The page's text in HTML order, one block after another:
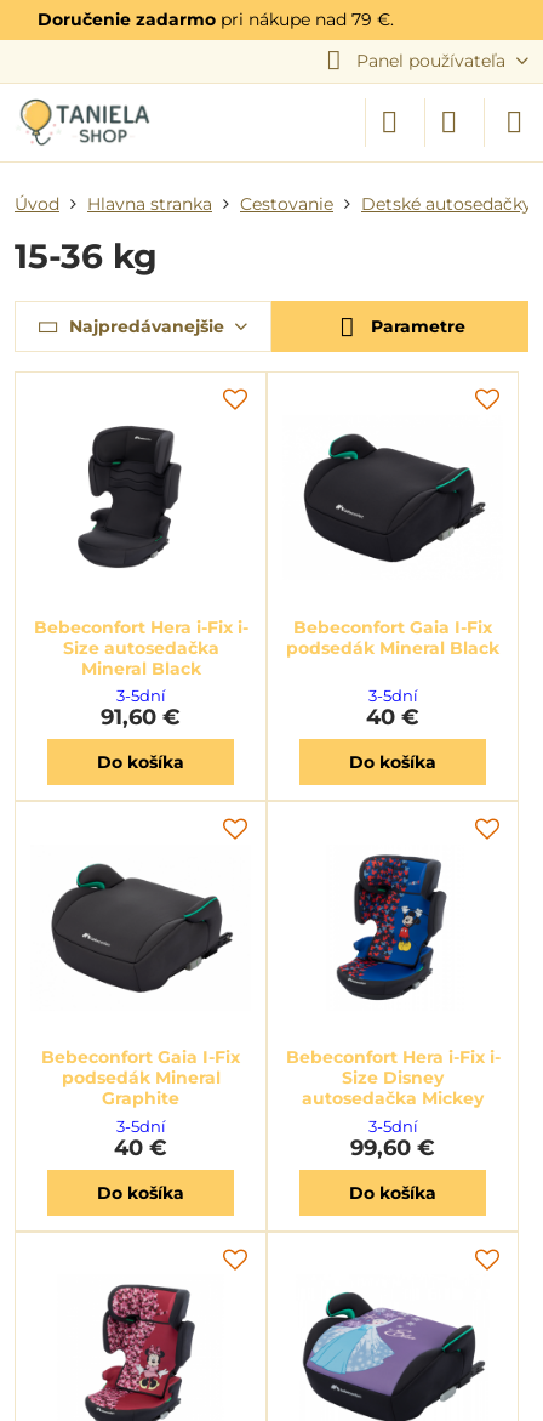
Doručenie zadarmo pri nákupe nad 79 €.
Panel používateľa
Úvod Hlavna stranka Cestovanie Detské autosedačky
15-36 kg
Najpredávanejšie Parametre
Bebeconfort Hera i-Fix i-
Size autosedačka
Mineral Black
3-5dní
91,60 €
Do košíka
Bebeconfort Gaia I-Fix
podsedák Mineral Black
3-5dní
40 €
Do košíka
Bebeconfort Gaia I-Fix
podsedák Mineral
Graphite
3-5dní
40 €
Do košíka
Bebeconfort Hera i-Fix i-
Size Disney
autosedačka Mickey
3-5dní
99,60 €
Do košíka